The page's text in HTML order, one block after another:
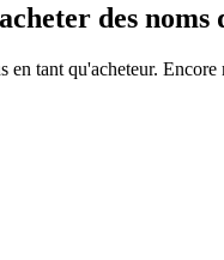
des noms
tant qu'acheteur.